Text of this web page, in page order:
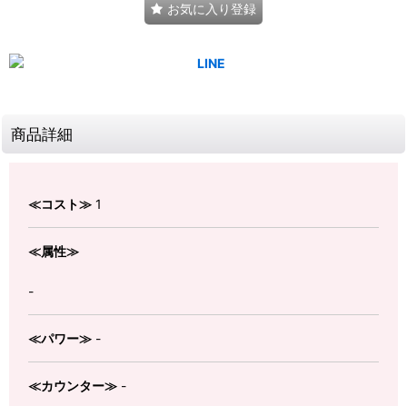
お気に入り登録
商品詳細
≪コスト≫ 1
≪属性≫
-
≪パワー≫ -
≪カウンター≫ -